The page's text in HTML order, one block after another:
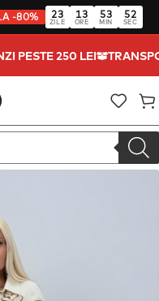
-80% 23
ZILE
13
ORE
53
MIN
52
SEC
PESTE 250 LEI